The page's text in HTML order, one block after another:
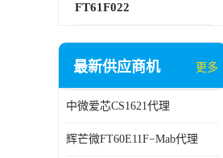
FT61F022
最新供应商机 更多
中微爱芯CS1621代理
辉芒微FT60E11F−Mab代理